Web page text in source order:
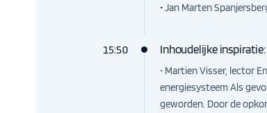
•Jan Marten
15:50 Inhoudelijke
• Martien Visser, lector
energiesysteem Als
geworden. Door de